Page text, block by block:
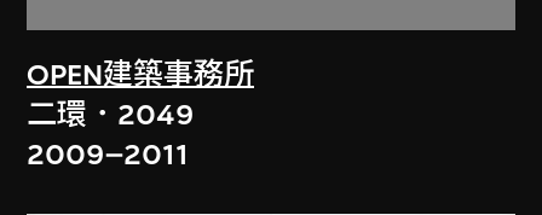
OPEN建築事務所
二環．2049
2009–2011